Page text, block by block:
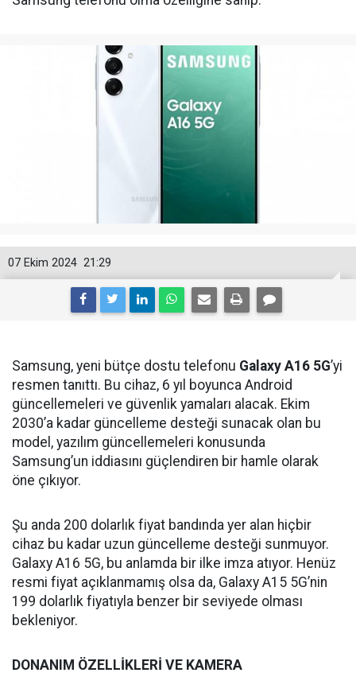
21:29
07 Ekim 2024
Samsung, yeni bütçe dostu telefonu Galaxy A16 5G’yi
resmen tanıttı. Bu cihaz, 6 yıl boyunca Android
güncellemeleri ve güvenlik yamaları alacak. Ekim
2030’a kadar güncelleme desteği sunacak olan bu
model, yazılım güncellemeleri konusunda
Samsung’un iddiasını güçlendiren bir hamle olarak
öne çıkıyor.
Şu anda 200 dolarlık fiyat bandında yer alan hiçbir
cihaz bu kadar uzun güncelleme desteği sunmuyor.
Galaxy A16 5G, bu anlamda bir ilke imza atıyor. Henüz
resmi fiyat açıklanmamış olsa da, Galaxy A15 5G’nin
199 dolarlık fiyatıyla benzer bir seviyede olması
bekleniyor.
DONANIM ÖZELLİKLERİ VE KAMERA